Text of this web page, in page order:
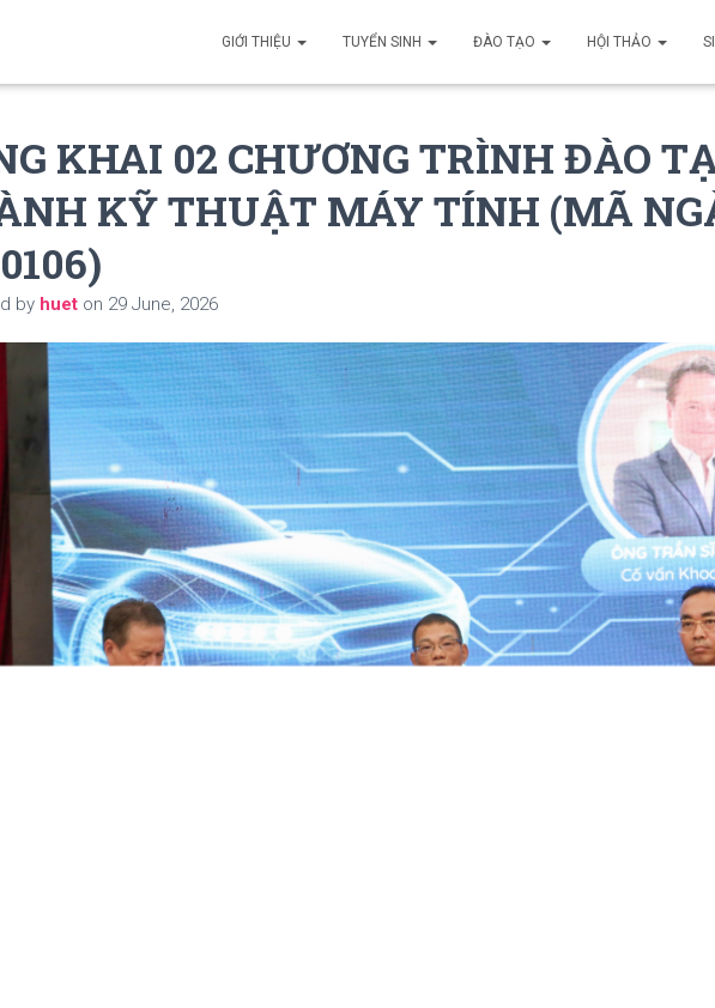
GIỚI THIỆU TUYỂN SINH ĐÀO TẠO HỘI THẢO
KHAI 02 CHƯƠNG TRÌNH ĐÀO
KỸ THUẬT MÁY TÍNH (MÃ
by huet on 29 June, 2026